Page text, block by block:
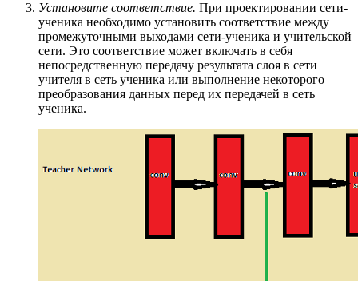
Установите соответствие. При проектировании сети-
ученика необходимо установить соответствие между
промежуточными выходами сети-ученика и учительской
сети. Это соответствие может включать в себя
непосредственную передачу результата слоя в сети
учителя в сеть ученика или выполнение некоторого
преобразования данных перед их передачей в сеть
ученика.